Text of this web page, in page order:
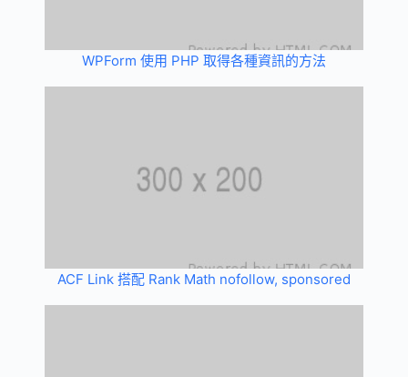
WPForm 使用 PHP 取得各種資訊的方法
ACF Link 搭配 Rank Math nofollow, sponsored